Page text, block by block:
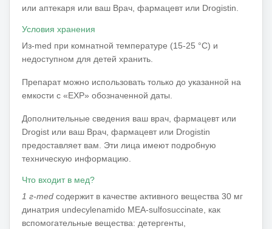
или аптекаря или ваш Врач, фармацевт или Drogistin.
Условия хранения
Из-med при комнатной температуре (15-25 °C) и
недоступном для детей хранить.
Препарат можно использовать только до указанной на
емкости с «EXP» обозначенной даты.
Дополнительные сведения ваш врач, фармацевт или
Drogist или ваш Врач, фармацевт или Drogistin
предоставляет вам. Эти лица имеют подробную
техническую информацию.
Что входит в мед?
1 г-med содержит в качестве активного вещества 30 мг
динатрия undecylenamido MEA-sulfosuccinate, как
вспомогательные вещества: детергенты,